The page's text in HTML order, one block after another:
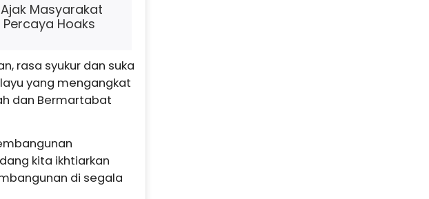
Masyarakat
Hoaks
rasa syukur dan suka
yang mengangkat
dan Bermartabat
kita ikhtiarkan
di segala